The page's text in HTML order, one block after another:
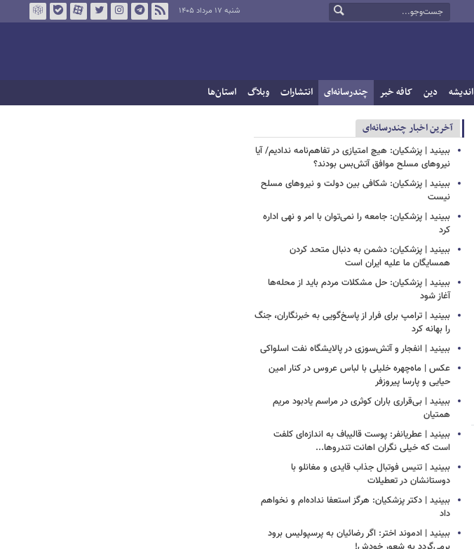
شنبه ۱۷ مرداد ۱۴۰۵
اندیشه دین کافه خبر چندرسانه‌ای انتشارات وبلاگ استان‌ها
آخرین اخبار چندرسانه‌ای
ببینید | پزشکیان: هیچ امتیازی در تفاهم‌نامه ندادیم/ آیا
نیروهای مسلح موافق آتش‌بس بودند؟
ببینید | پزشکیان: شکافی بین دولت و نیروهای مسلح
نیست
ببینید | پزشکیان: جامعه را نمی‌توان با امر و نهی اداره
کرد
ببینید | پزشکیان: دشمن به دنبال متحد کردن
همسایگان ما علیه ایران است
ببینید | پزشکیان: حل مشکلات مردم باید از محله‌ها
آغاز شود
ببینید | ترامپ برای فرار از پاسخ‌گویی به خبرنگاران، جنگ
را بهانه کرد
ببینید | انفجار و آتش‌سوزی در پالایشگاه نفت اسلواکی
عکس | ماه‌چهره خلیلی با لباس عروس در کنار امین
حیایی و پارسا پیروزفر
ببینید | بی‌قراری باران کوثری در مراسم یادبود مریم
همتیان
ببینید | عطریانفر: پوست قالیباف به اندازه‌ای کلفت
است که خیلی نگران اهانت تندروها...
ببینید | تنیس فوتبال جذاب قایدی و مغانلو با
دوستانشان در تعطیلات
ببینید | دکتر پزشکیان: هرگز استعفا نداده‌ام و نخواهم
داد
ببینید | ادموند اختر: اگر رضائیان به پرسپولیس برود